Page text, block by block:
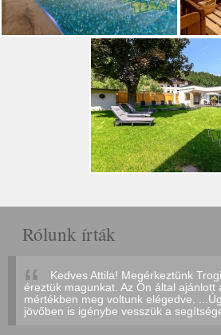
Rólunk írták
Kedves Attila! Megérkeztünk
éreztük magunkat. Az Ön által ajánlott
mértékben meg voltunk elégedve.
jövőben is igénybe vesszük a